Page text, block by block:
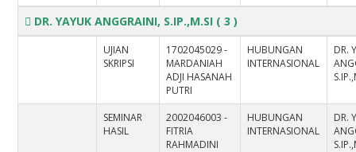
DR. YAYUK ANGGRAINI, S.IP.,M.SI ( 3 )
UJIAN
SKRIPSI
1702045029 -
MARDANIAH
ADJI HASANAH
PUTRI
HUBUNGAN
INTERNASIONAL
DR.
SEMINAR
HASIL
2002046003 -
FITRIA
RAHMADINI
HUBUNGAN
INTERNASIONAL
DR.